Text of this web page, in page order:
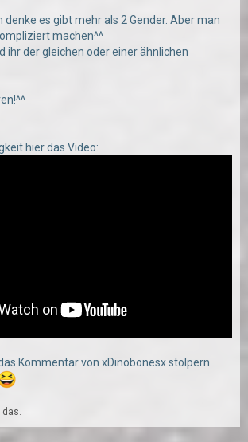
denke es gibt mehr als 2 Gender. Aber man
machen^^
ihr der gleichen oder einer ähnlichen
hier das Video:
Kommentar von xDinobonesx stolpern